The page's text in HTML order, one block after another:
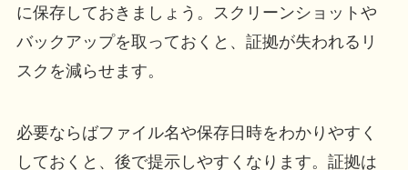
に保存しておきましょう。スクリーンショットや
バックアップを取っておくと、証拠が失われるリ
スクを減らせます。
必要ならばファイル名や保存日時をわかりやすく
しておくと、後で提示しやすくなります。証拠は